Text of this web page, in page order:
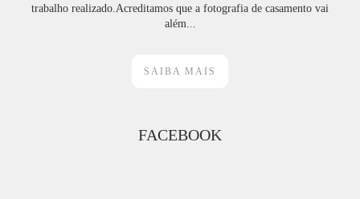
trabalho realizado.Acreditamos que a fotografia de casamento vai
além...
SAIBA MAIS
FACEBOOK